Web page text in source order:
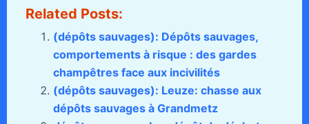
Related Posts:
(dépôts sauvages): Dépôts sauvages,
comportements à risque : des gardes
champêtres face aux incivilités
(dépôts sauvages): Leuze: chasse aux
dépôts sauvages à Grandmetz